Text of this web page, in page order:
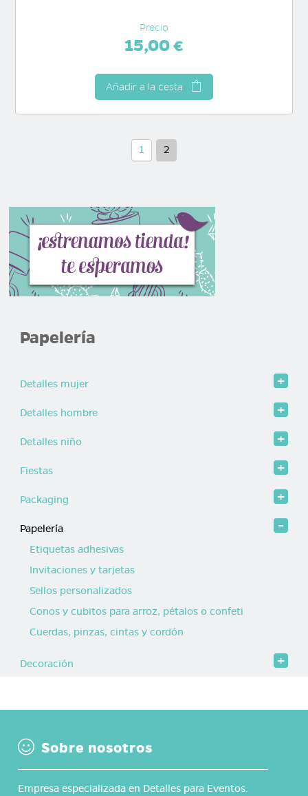
Papelería
Detalles mujer
Detalles hombre
Detalles niño
Fiestas
Packaging
Papelería
Etiquetas adhesivas
Invitaciones y tarjetas
Sellos personalizados
Conos y cubitos para arroz, pétalos o confeti
Cuerdas, pinzas, cintas y cordón
Decoración
Precio
15,00 €
Añadir a la cesta
1 2
Sobre nosotros
Empresa especializada en Detalles para Eventos.